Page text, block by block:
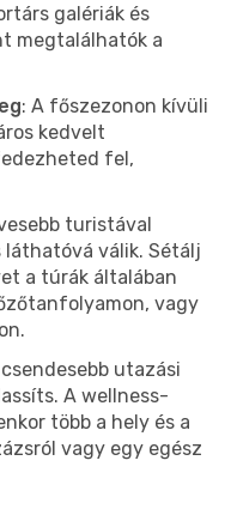
galériák és
megtalálhatók a
: A főszezonon kívüli
kedvelt
fel,
turistával
láthatóvá válik. Sétálj
a túrák általában
vagy
csendesebb utazási
A wellness-
több a hely és a
vagy egy egész